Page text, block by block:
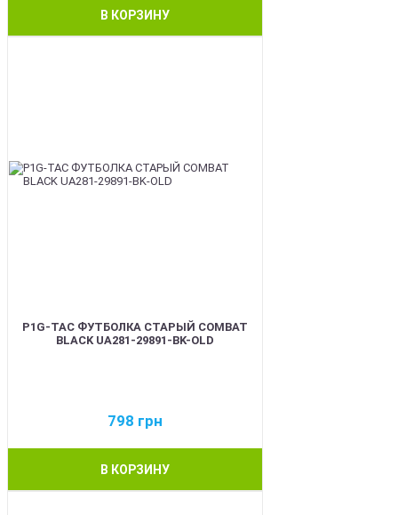
В КОРЗИНУ
P1G-TAC ФУТБОЛКА СТАРЫЙ COMBAT
BLACK UA281-29891-BK-OLD
798 грн
В КОРЗИНУ